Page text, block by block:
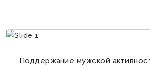
Previous
Поддержание мужской